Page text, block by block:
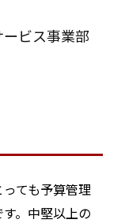
ビス事業部
ても予算管理
。中堅以上の